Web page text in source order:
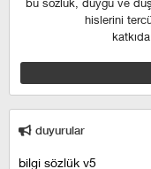
hislerini
duyurular
bilgi sözlük v5